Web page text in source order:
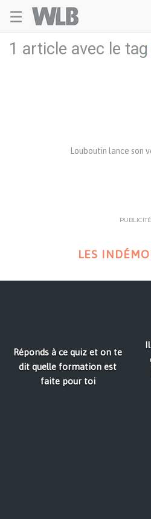
☰
1 article avec le tag
Louboutin lance son
PUBLICITÉ
LES
Réponds à ce quiz et on te
dit quelle formation est
faite pour toi